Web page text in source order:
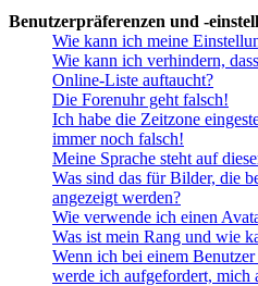
Benutzerpräferenzen und -
Wie kann ich meine
Wie kann ich verhindern,
Online-Liste auftaucht?
Die Forenuhr geht falsch!
Ich habe die Zeitzone
immer noch falsch!
Meine Sprache steht auf
Was sind das für Bilder, die
angezeigt werden?
Wie verwende ich einen
Was ist mein Rang und wie
Wenn ich bei einem
werde ich aufgefordert, mich